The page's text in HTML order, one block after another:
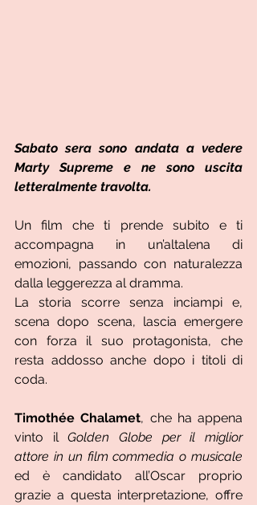
Sabato sera sono andata a vedere
Marty Supreme e ne sono uscita
letteralmente travolta.
Un film che ti prende subito e ti
accompagna in un’altalena di
emozioni, passando con naturalezza
dalla leggerezza al dramma.
La storia scorre senza inciampi e,
scena dopo scena, lascia emergere
con forza il suo protagonista, che
resta addosso anche dopo i titoli di
coda.
Timothée Chalamet, che ha appena
vinto il Golden Globe per
il miglior
attore in un film commedia o musicale
ed è candidato all’Oscar proprio
grazie a questa interpretazione, offre